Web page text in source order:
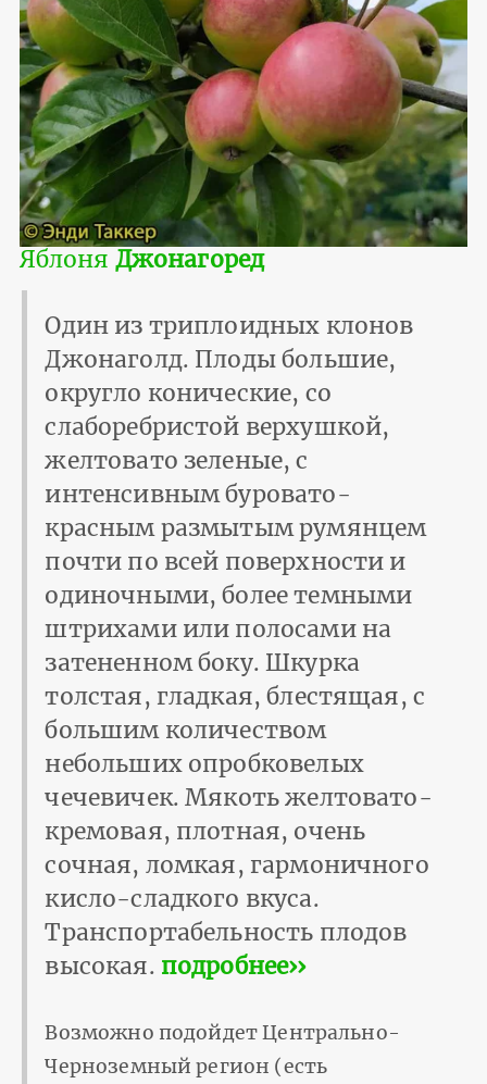
Яблоня Джонагоред
Один из триплоидных клонов
Джонаголд. Плоды большие,
округло конические, со
слаборебристой верхушкой,
желтовато зеленые, с
интенсивным буровато-
красным размытым румянцем
почти по всей поверхности и
одиночными, более темными
штрихами или полосами на
затененном боку. Шкурка
толстая, гладкая, блестящая, с
большим количеством
небольших опробковелых
чечевичек. Мякоть желтовато-
кремовая, плотная, очень
сочная, ломкая, гармоничного
кисло-сладкого вкуса.
Транспортабельность плодов
высокая. подробнее››
Возможно подойдет Центрально-
Черноземный регион (есть